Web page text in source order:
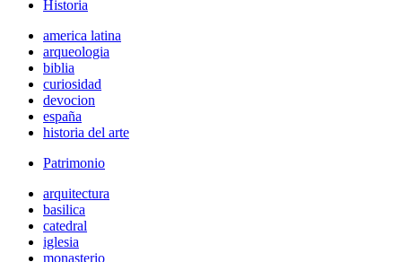
Historia
america latina
arqueologia
biblia
curiosidad
devocion
españa
historia del arte
Patrimonio
arquitectura
basilica
catedral
iglesia
monasterio